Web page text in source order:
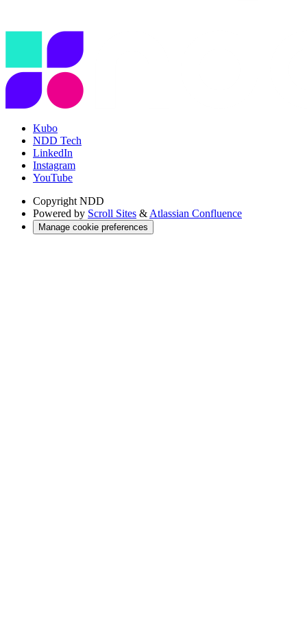
Kubo
NDD Tech
LinkedIn
Instagram
YouTube
Copyright NDD
Powered by Scroll Sites & Atlassian Confluence
Manage cookie preferences